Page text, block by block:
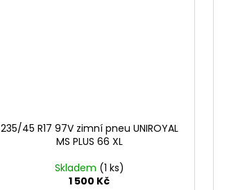
235/45 R17 97V zimní pneu UNIROYAL
MS PLUS 66 XL
Skladem (1 ks)
1 500 Kč